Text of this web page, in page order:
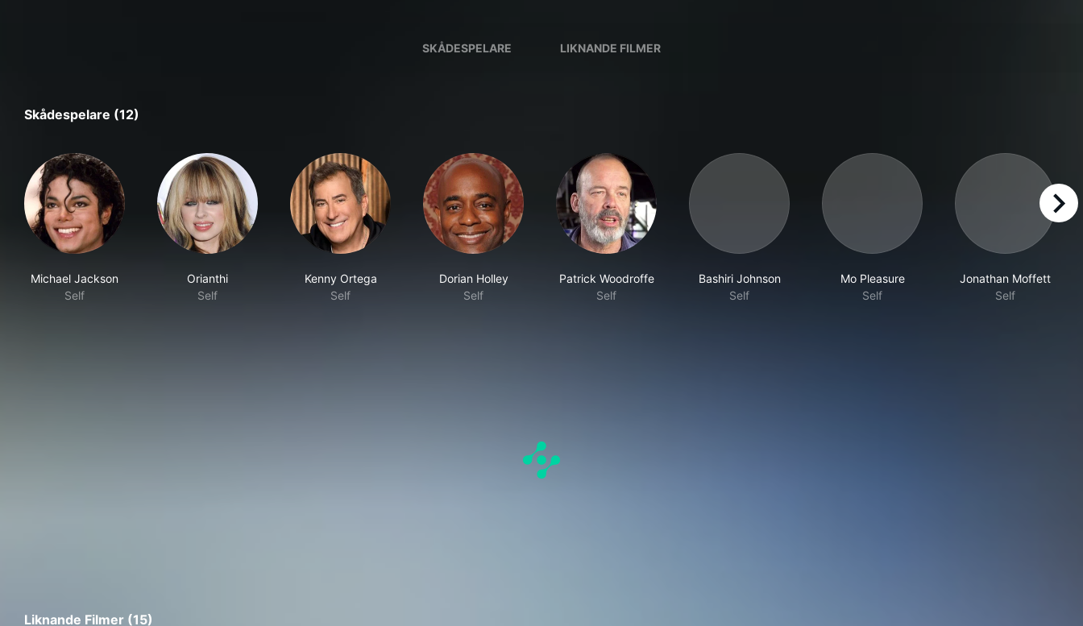
SKÅDESPELARE LIKNANDE FILMER
Skådespelare (12)
Michael Jackson
Self
Orianthi
Self
Kenny Ortega
Self
Dorian Holley
Self
Patrick Woodroffe
Self
Bashiri Johnson
Self
Mo Pleasure
Self
Jonathan Moffett
Self
right
Liknande Filmer (15)